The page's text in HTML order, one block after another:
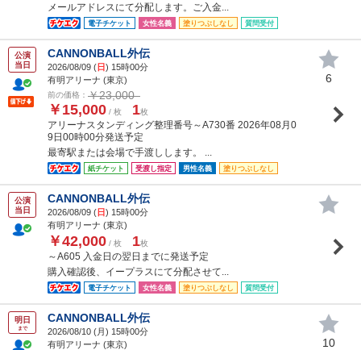
メールアドレスにて分配します。ご入金...
電子チケット 女性名義 塗りつぶしなし 質問受付
公演
当日
CANNONBALL外伝
2026/08/09 (日) 15時00分
有明アリーナ (東京)
前の価格： ￥23,000
￥15,000 / 枚 1枚
アリーナスタンディング整理番号～A730番 2026年08月0
9日00時00分発送予定
最寄駅または会場で手渡しします。 ...
紙チケット 受渡し指定 男性名義 塗りつぶしなし
6
公演
当日
CANNONBALL外伝
2026/08/09 (日) 15時00分
有明アリーナ (東京)
￥42,000 / 枚 1枚
～A605 入金日の翌日までに発送予定
購入確認後、イープラスにて分配させて...
電子チケット 女性名義 塗りつぶしなし 質問受付
明日
まで
CANNONBALL外伝
2026/08/10 (月) 15時00分
有明アリーナ (東京)
10